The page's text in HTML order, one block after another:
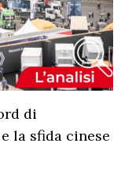
di
la sfida cinese